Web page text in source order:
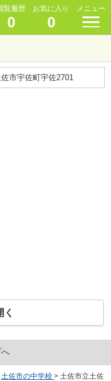
覧履歴
0
お気に入り
0
メニュー
市宇佐町宇佐2701
土佐市の中学校 > 土佐市立土佐